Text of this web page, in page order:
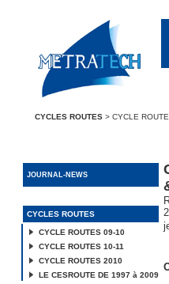
CYCLES ROUTES > CYCLE
JOURNAL-NEWS
CYCLES ROUTES
CYCLE ROUTES 09-10
CYCLE ROUTES 10-11
CYCLE ROUTES 2010
LE CESROUTE DE 1997 à 2009